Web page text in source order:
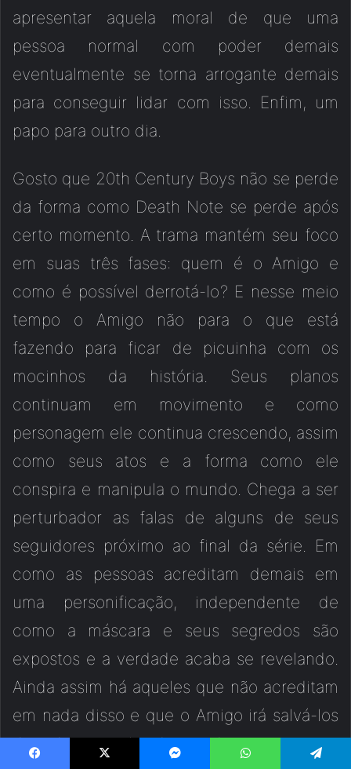
apresentar aquela moral de que uma
pessoa normal com poder demais
eventualmente se torna arrogante demais
para conseguir lidar com isso. Enfim, um
papo para outro dia.
Gosto que 20th Century Boys não se perde
da forma como Death Note se perde após
certo momento. A trama mantém seu foco
em suas três fases: quem é o Amigo e
como é possível derrotá-lo? E nesse meio
tempo o Amigo não para o que está
fazendo para ficar de picuinha com os
mocinhos da história. Seus planos
continuam em movimento e como
personagem ele continua crescendo, assim
como seus atos e a forma como ele
conspira e manipula o mundo. Chega a ser
perturbador as falas de alguns de seus
seguidores próximo ao final da série. Em
como as pessoas acreditam demais em
uma personificação, independente de
como a máscara e seus segredos são
expostos e a verdade acaba se revelando.
Ainda assim há aqueles que não acreditam
em nada disso e que o Amigo irá salvá-los
de todos os males do mundo.